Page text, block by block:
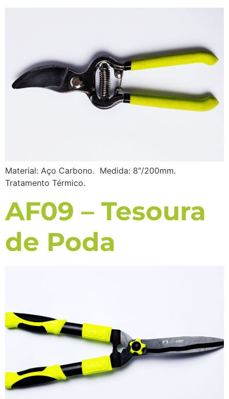
Material: Aço Carbono. Medida: 8″/200mm.
Tratamento Térmico.
AF09 – Tesoura
de Poda